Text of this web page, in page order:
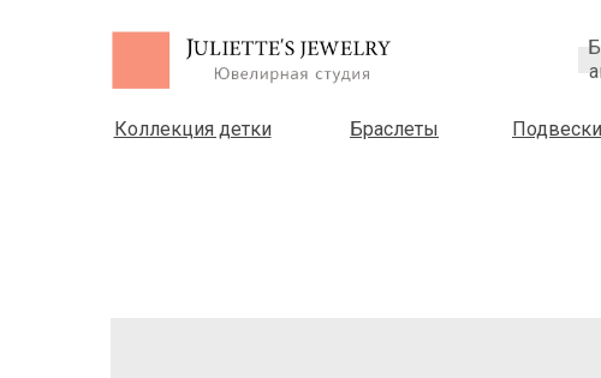
Коллекция детки Браслеты Подвески